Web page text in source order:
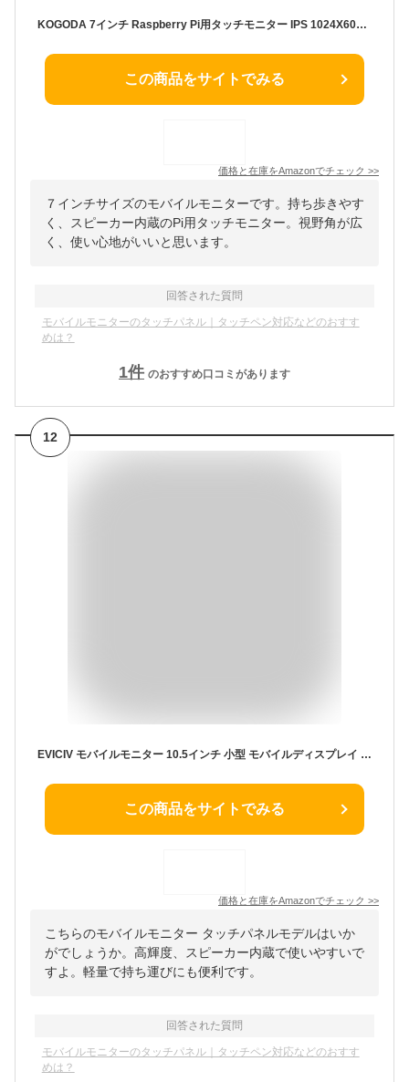
KOGODA 7インチ Raspberry Pi用タッチモニター IPS 1024X600 178°全視野 モバイルモニター スピーカー内蔵 Raspberry Pi 4/3/2/1 PS4 Ubuntu Windows 7/8/10に適用(7インチ)
この商品をサイトでみる
価格と在庫をAmazonでチェック >>
７インチサイズのモバイルモニターです。持ち歩きやす
く、スピーカー内蔵のPi用タッチモニター。視野角が広
く、使い心地がいいと思います。
回答された質問
モバイルモニターのタッチパネル｜タッチペン対応などのおすす
めは？
1件 のおすすめ口コミがあります
12
EVICIV モバイルモニター 10.5インチ 小型 モバイルディスプレイ FHD 1280P 1500:1コントラスト 450Nits高輝度 100%sRGB IPS 光沢パネル 超軽量 ポータブルモニター 保護カバー付き 在宅勤務 ゲーミング サブモニター 持ち運び スピーカー内蔵 HDR VESA対応 Type-C/mini HDMI搭載 Switch/スマホ/PC/Macなど対応
この商品をサイトでみる
価格と在庫をAmazonでチェック >>
こちらのモバイルモニター タッチパネルモデルはいか
がでしょうか。高輝度、スピーカー内蔵で使いやすいで
すよ。軽量で持ち運びにも便利です。
回答された質問
モバイルモニターのタッチパネル｜タッチペン対応などのおすす
めは？